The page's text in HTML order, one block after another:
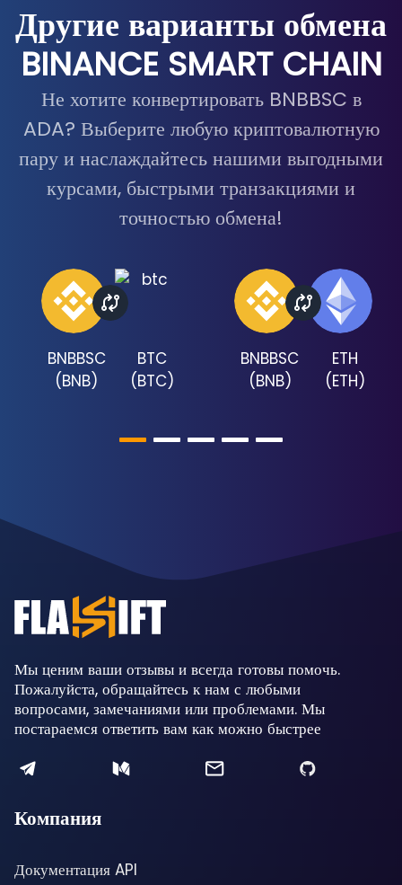
Другие варианты обмена
BINANCE SMART CHAIN
Не хотите конвертировать BNBBSC в
ADA? Выберите любую криптовалютную
пару и наслаждайтесь нашими выгодными
курсами, быстрыми транзакциями и
точностью обмена!
BNBBSC
(BNB)
BTC
(BTC)
BNBBSC
(BNB)
ETH
(ETH)
Мы ценим ваши отзывы и всегда готовы помочь.
Пожалуйста, обращайтесь к нам с любыми
вопросами, замечаниями или проблемами. Мы
постараемся ответить вам как можно быстрее
Компания
Документация API